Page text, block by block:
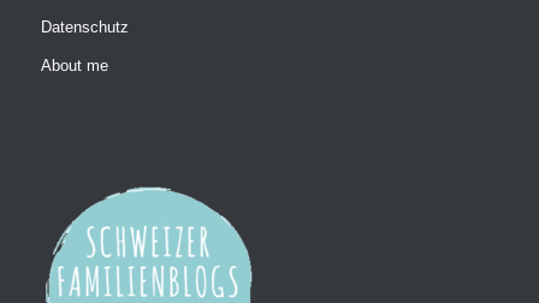
Datenschutz
About me